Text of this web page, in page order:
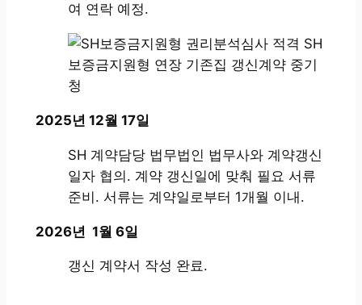
여 연락 예정.
2025년 12월 17일
SH 계약담당 법무법인 법무사와 계약갱신
일자 협의. 계약 갱신일에 맞춰 필요 서류
준비. 서류는 계약일로부터 1개월 이내.
2026년 1월 6일
갱신 계약서 작성 완료.